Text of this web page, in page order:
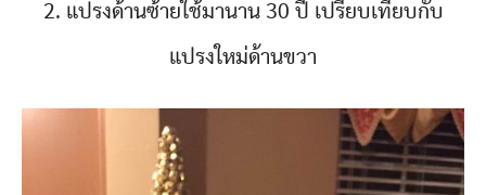
2. แปรงด้านซ้ายใช้มานาน 30 ปี เปรียบเทียบกับ
แปรงใหม่ด้านขวา